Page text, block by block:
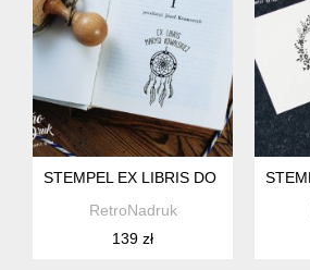
STEMPEL EX LIBRIS DO KSIĄŻEK,
RetroNadruk
139 zł